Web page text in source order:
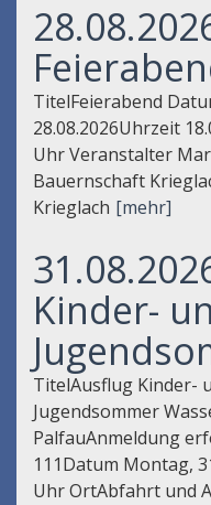
TitelFeierabend
28.08.2026Uhrzeit
Uhr Veranstalter
Bauernschaft
Krieglach [mehr]
Kinder-
TitelAusflug Kinder-
Jugendsommer
PalfauAnmeldung
111Datum Montag,
Uhr OrtAbfahrt und